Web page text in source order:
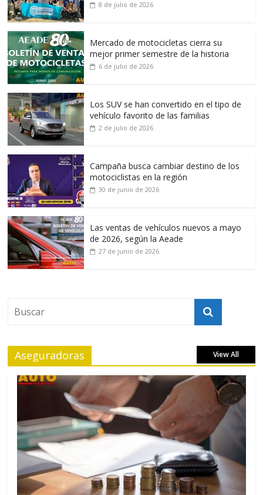
8 de julio de 2026
Mercado de motocicletas cierra su
mejor primer semestre de la historia
6 de julio de 2026
Los SUV se han convertido en el tipo de
vehículo favorito de las familias
2 de julio de 2026
Campaña busca cambiar destino de los
motociclistas en la región
30 de junio de 2026
Las ventas de vehículos nuevos a mayo
de 2026, según la Aeade
27 de junio de 2026
Aseguradoras View All